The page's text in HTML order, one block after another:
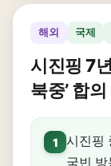
해외 국제
시진핑 7
북중’ 합의
1
시진핑
국빈